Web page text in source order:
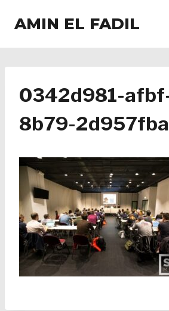
AMIN EL FADIL
0342d981-
8b79-